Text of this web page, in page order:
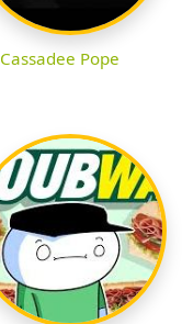
Cassadee Pope